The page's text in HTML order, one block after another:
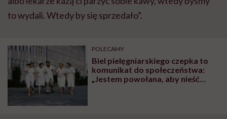
to wydali. Wtedy by się sprzedało”.
POLECAMY
Biel pielęgniarskiego czepka to
komunikat do społeczeństwa:
„Jestem powołana, aby nieść